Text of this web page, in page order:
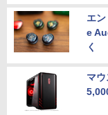
エ
e
く
マ